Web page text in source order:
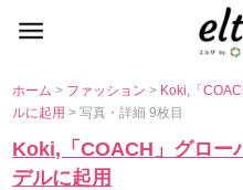
ホーム> ファッション> Koki,「
ルに起用> 写真・詳細 9枚目
Koki,「COACH」グロー
デルに起用